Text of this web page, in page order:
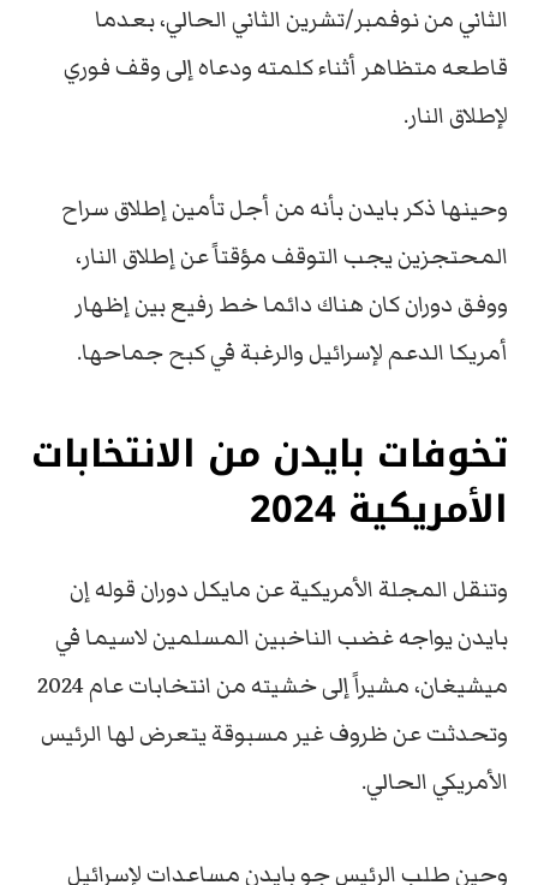
الثاني من نوفمبر/تشرين الثاني الحالي، بعدما
قاطعه متظاهر أثناء كلمته ودعاه إلى وقف فوري
لإطلاق النار.
وحينها ذكر بايدن بأنه من أجل تأمين إطلاق سراح
المحتجزين يجب التوقف مؤقتاً عن إطلاق النار،
ووفق دوران كان هناك دائما خط رفيع بين إظهار
أمريكا الدعم لإسرائيل والرغبة في كبح جماحها.
تخوفات بايدن من الانتخابات
الأمريكية 2024
وتنقل المجلة الأمريكية عن مايكل دوران قوله إن
بايدن يواجه غضب الناخبين المسلمين لاسيما في
ميشيغان، مشيراً إلى خشيته من انتخابات عام 2024
وتحدثت عن ظروف غير مسبوقة يتعرض لها الرئيس
الأمريكي الحالي.
وحين طلب الرئيس جو بايدن مساعدات لإسرائيل